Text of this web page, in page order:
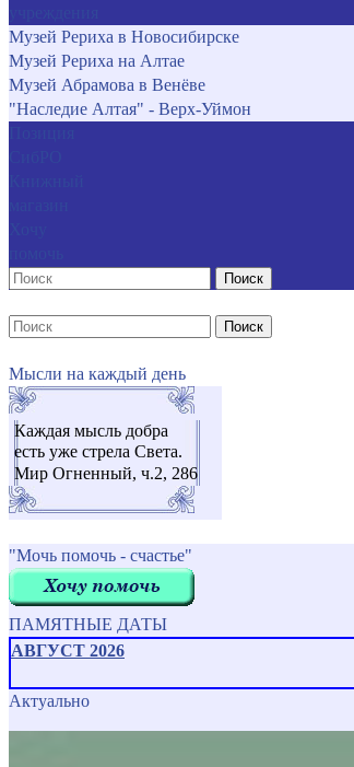
Музей Рериха в Новосибирске
Музей Рериха на Алтае
Музей Абрамова в Венёве
"Наследие Алтая" - Верх-Уймон
Поиск
Поиск
Мысли на каждый день
Каждая мысль добра
есть уже стрела Света.
Мир Огненный, ч.2, 286
"Мочь помочь - счастье"
ПАМЯТНЫЕ ДАТЫ
АВГУСТ 2026
Актуально